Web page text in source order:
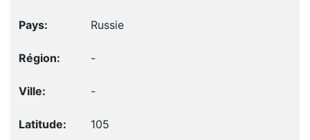
Russie
-
-
105